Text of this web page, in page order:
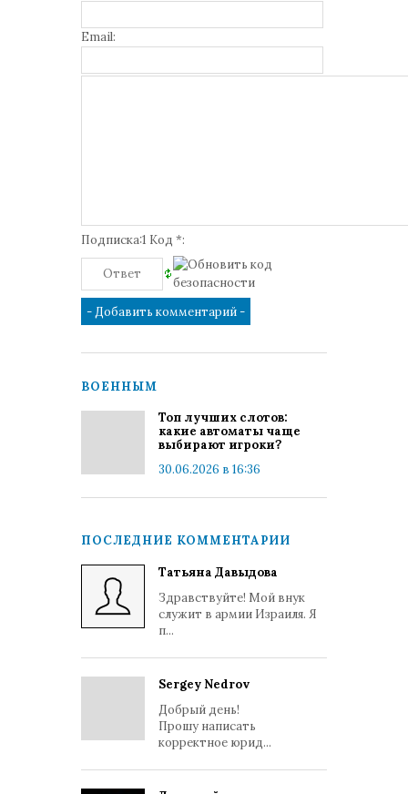
Email:
Подписка:1 Код *:
ВОЕННЫМ
Топ лучших слотов:
какие автоматы чаще
выбирают игроки?
30.06.2026 в 16:36
ПОСЛЕДНИЕ КОММЕНТАРИИ
Татьяна Давыдова
Здравствуйте! Мой внук
служит в армии Израиля. Я
п...
Sergey Nedrov
Добрый день!
Прошу написать
корректное юрид...